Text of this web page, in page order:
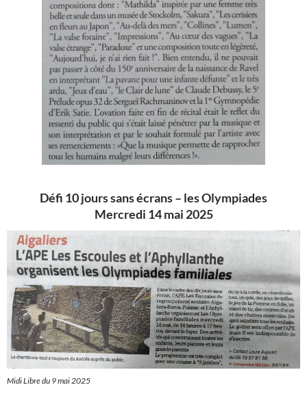
Défi 10 jours sans écrans – les Olympiades
Mercredi 14 mai 2025
Midi Libre du 9 mai 2025